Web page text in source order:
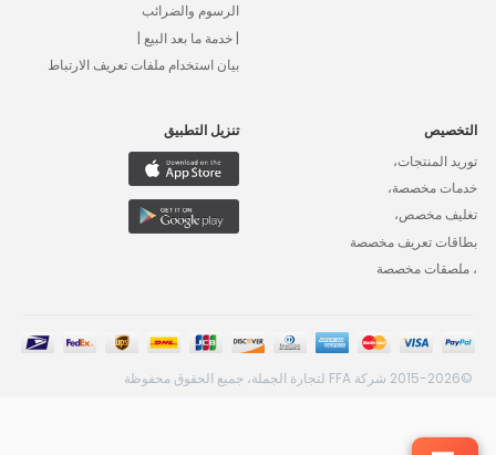
الرسوم والضرائب
| خدمة ما بعد البيع |
بيان استخدام ملفات تعريف الارتباط
التخصيص
توريد المنتجات،
خدمات مخصصة،
تغليف مخصص،
بطاقات تعريف مخصصة
، ملصقات مخصصة
تنزيل التطبيق
©2015-2026 شركة FFA لتجارة الجملة، جميع الحقوق محفوظة